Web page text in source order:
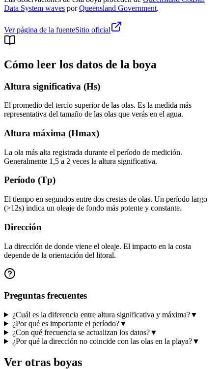
Data System waves por Queensland Government.
Ver página de la fuenteSitio oficial
Cómo leer los datos de la boya
Altura significativa (Hs)
El promedio del tercio superior de las olas. Es la medida más
representativa del tamaño de las olas que verás en el agua.
Altura máxima (Hmax)
La ola más alta registrada durante el período de medición.
Generalmente 1,5 a 2 veces la altura significativa.
Período (Tp)
El tiempo en segundos entre dos crestas de olas. Un período largo
(>12s) indica un oleaje de fondo más potente y constante.
Dirección
La dirección de donde viene el oleaje. El impacto en la costa
depende de la orientación del litoral.
Preguntas frecuentes
¿Cuál es la diferencia entre altura significativa y máxima?▼
¿Por qué es importante el período?▼
¿Con qué frecuencia se actualizan los datos?▼
¿Por qué la dirección no coincide con las olas en la playa?▼
Ver otras boyas